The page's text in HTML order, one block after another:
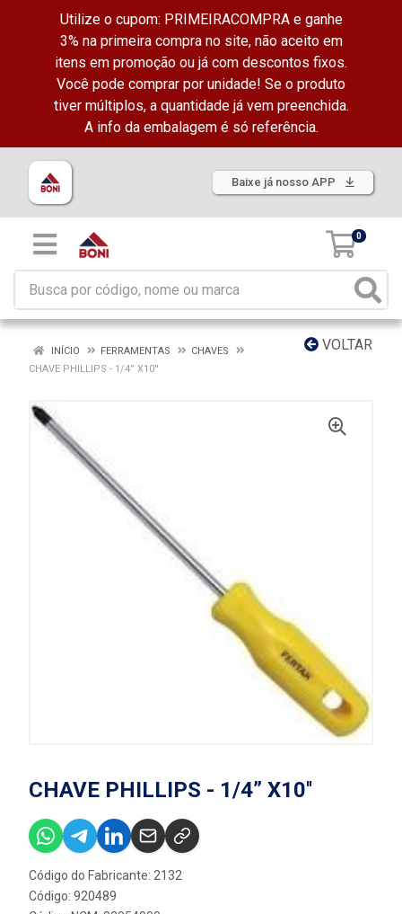
Utilize o cupom: PRIMEIRACOMPRA e ganhe
3% na primeira compra no site, não aceito em
itens em promoção ou já com descontos fixos.
Você pode comprar por unidade! Se o produto
tiver múltiplos, a quantidade já vem preenchida.
A info da embalagem é só referência.
Baixe já nosso APP
0
VOLTAR
INÍCIO FERRAMENTAS
CHAVES
CHAVE PHILLIPS - 1/4” X10''
CHAVE PHILLIPS - 1/4” X10''
Código do Fabricante: 2132
Código: 920489